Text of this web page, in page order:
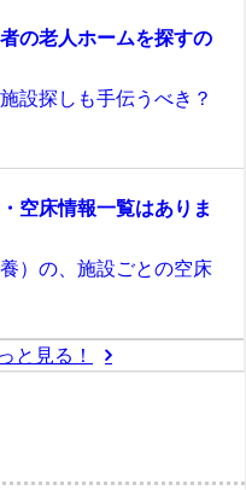
の老人ホームを探すの
設探しも手伝うべき？
空床情報一覧はありま
）の、施設ごとの空床
と見る！